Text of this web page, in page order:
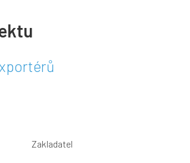
Zakladatel